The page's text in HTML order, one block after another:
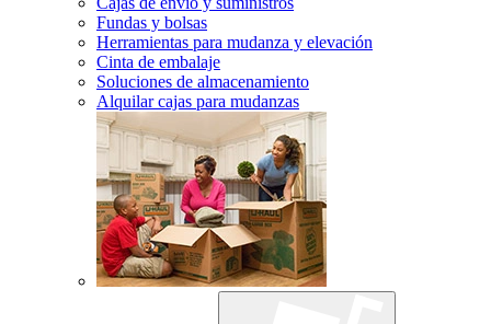
Fundas y bolsas
Herramientas para mudanza y elevación
Cinta de embalaje
Soluciones de almacenamiento
Alquilar cajas para mudanzas